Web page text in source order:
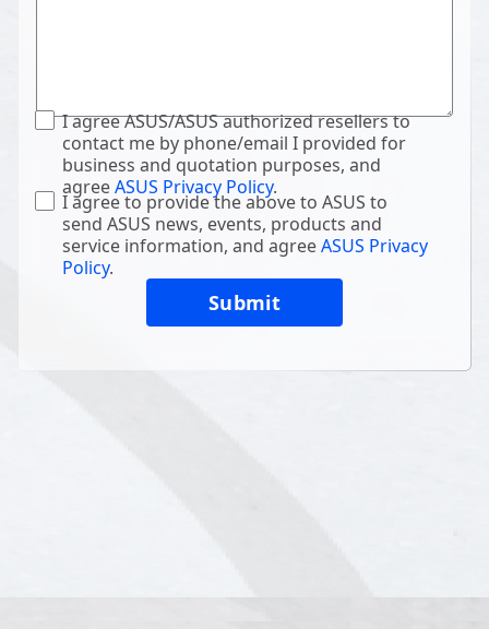
I agree ASUS/ASUS authorized resellers to
contact me by phone/email I provided for
business and quotation purposes, and
agreeASUS Privacy Policy.
I agree to provide the above to ASUS to
send ASUS news, events, products and
service information, and agreeASUS Privacy
Policy.